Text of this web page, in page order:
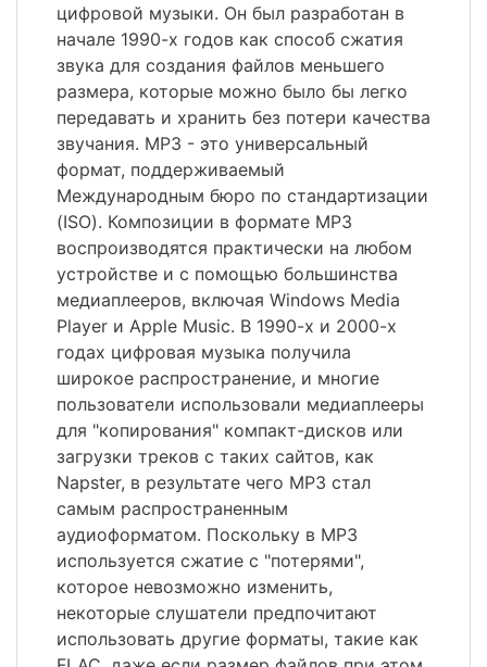
цифровой музыки. Он был разработан в
начале 1990-х годов как способ сжатия
звука для создания файлов меньшего
размера, которые можно было бы легко
передавать и хранить без потери качества
звучания. MP3 - это универсальный
формат, поддерживаемый
Международным бюро по стандартизации
(ISO). Композиции в формате MP3
воспроизводятся практически на любом
устройстве и с помощью большинства
медиаплееров, включая Windows Media
Player и Apple Music. В 1990-х и 2000-х
годах цифровая музыка получила
широкое распространение, и многие
пользователи использовали медиаплееры
для "копирования" компакт-дисков или
загрузки треков с таких сайтов, как
Napster, в результате чего MP3 стал
самым распространенным
аудиоформатом. Поскольку в MP3
используется сжатие с "потерями",
которое невозможно изменить,
некоторые слушатели предпочитают
использовать другие форматы, такие как